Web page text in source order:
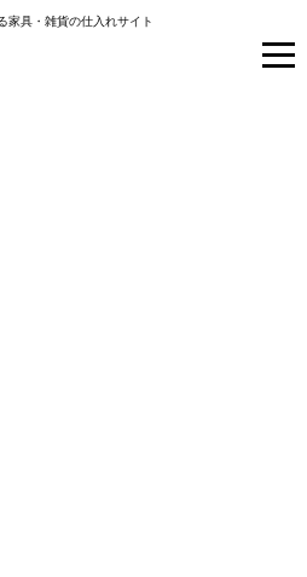
家具・雑貨の仕入れサイト